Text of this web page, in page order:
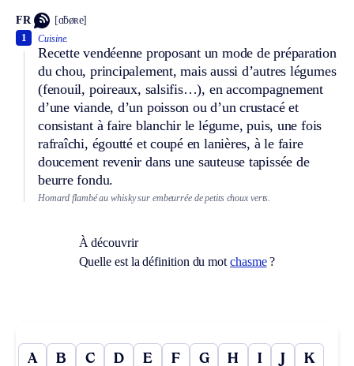
FR [ɑ̃bøʀe]
Cuisine.
Recette vendéenne proposant un mode de préparation
du chou, principalement, mais aussi d’autres légumes
(fenouil, poireaux, salsifis…), en accompagnement
d’une viande, d’un poisson ou d’un crustacé et
consistant à faire blanchir le légume, puis, une fois
rafraîchi, égoutté et coupé en lanières, à le faire
doucement revenir dans une sauteuse tapissée de
beurre fondu.
1
Homard flambé au whisky sur embeurrée de petits choux verts.
À découvrir
Quelle est la définition du motchasme?
A B C D E F G H I J K